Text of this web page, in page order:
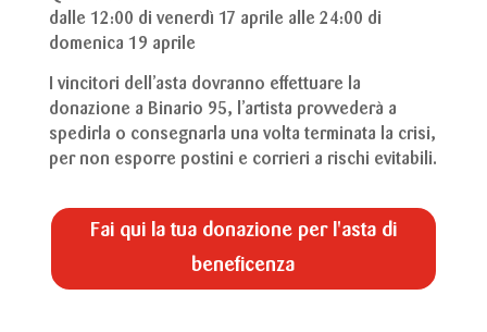
dalle 12:00 di venerdì 17 aprile alle 24:00 di
domenica 19 aprile
I vincitori dell’asta dovranno effettuare la
donazione a Binario 95, l’artista provvederà a
spedirla o consegnarla una volta terminata la crisi,
per non esporre postini e corrieri a rischi evitabili.
Fai qui la tua donazione per l'asta di
beneficenza